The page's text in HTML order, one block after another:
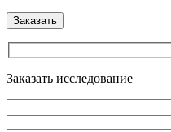
Заказать исследование